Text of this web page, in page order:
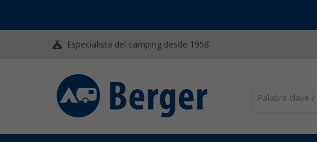
Especialista del camping desde 1958